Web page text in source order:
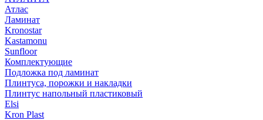
Атлас
Ламинат
Kronostar
Kastamonu
Sunfloor
Комплектующие
Подложка под ламинат
Плинтуса, порожки и накладки
Плинтус напольный пластиковый
Elsi
Kron Plast